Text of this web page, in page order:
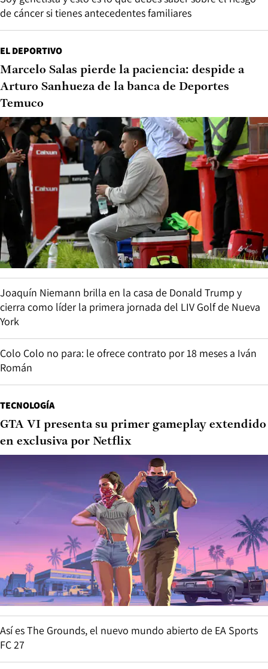
de cáncer si tienes antecedentes familiares
EL DEPORTIVO
Marcelo Salas pierde la paciencia: despide a
Arturo Sanhueza de la banca de Deportes
Temuco
Joaquín Niemann brilla en la casa de Donald Trump y
cierra como líder la primera jornada del LIV Golf de Nueva
York
Colo Colo no para: le ofrece contrato por 18 meses a Iván
Román
TECNOLOGÍA
GTA VI presenta su primer gameplay extendido
en exclusiva por Netflix
Así es The Grounds, el nuevo mundo abierto de EA Sports
FC 27